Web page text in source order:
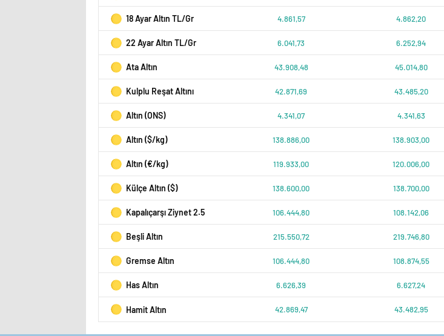
18 Ayar Altın TL/Gr 4.861,57 4.862,20
22 Ayar Altın TL/Gr 6.041,73 6.252,94
Ata Altın 43.908,48 45.014,80
Kulplu Reşat Altını 42.871,69 43.485,20
Altın (ONS) 4.341,07 4.341,63
Altın ($/kg) 138.886,00 138.903,00
Altın (€/kg) 119.933,00 120.006,00
Külçe Altın ($) 138.600,00 138.700,00
Kapalıçarşı Ziynet 2.5 106.444,80 108.142,06
Beşli Altın 215.550,72 219.746,80
Gremse Altın 106.444,80 108.874,55
Has Altın 6.626,39 6.627,24
Hamit Altın 42.869,47 43.482,95